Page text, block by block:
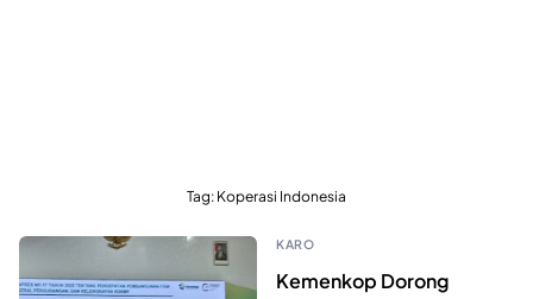
Tag: Koperasi Indonesia
KARO
Kemenkop Dorong